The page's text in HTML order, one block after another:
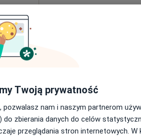
280 zł
Twoją prywatność
pozwalasz nam i naszym partnerom
do zbierania danych do celów
przeglądania stron internetowych.